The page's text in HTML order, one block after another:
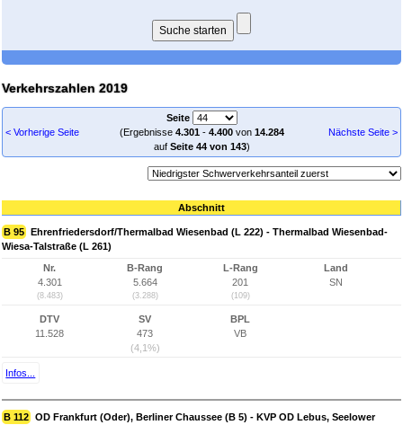
Verkehrszahlen 2019
< Vorherige Seite
Seite
(Ergebnisse 4.301- 4.400von 14.284
auf Seite 44 von 143)
Nächste Seite >
Abschnitt
B 95 Ehrenfriedersdorf/Thermalbad Wiesenbad (L 222) - Thermalbad Wiesenbad-
Wiesa-Talstraße (L 261)
Nr.
4.301
(8.483)
B-Rang
5.664
(3.288)
L-Rang
201
(109)
Land
SN
DTV
11.528
SV
473
(4,1%)
BPL
VB
Infos...
B 112 OD Frankfurt (Oder), Berliner Chaussee (B 5) - KVP OD Lebus, Seelower